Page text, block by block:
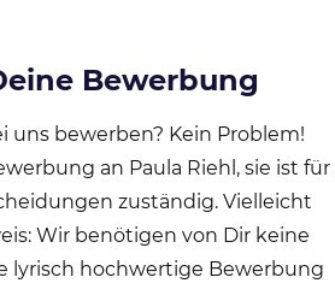
Bewerbung
uns bewerben? Kein Problem!
an Paula Riehl, sie ist für
zuständig. Vielleicht
Wir benötigen von Dir keine
lyrisch hochwertige Bewerbung